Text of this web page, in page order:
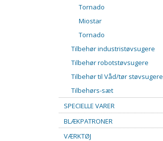
Tornado
Miostar
Tornado
Tilbehør industristøvsugere
Tilbehør robotstøvsugere
Tilbehør til Våd/tør støvsugere
Tilbehørs-sæt
SPECIELLE VARER
BLÆKPATRONER
VÆRKTØJ